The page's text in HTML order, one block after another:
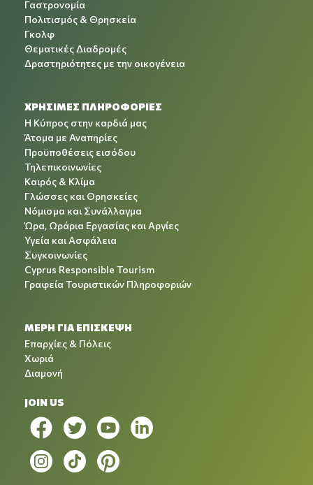
Γαστρονομία
Πολιτισμός & Θρησκεία
Γκολφ
Θεματικές Διαδρομές
Δραστηριότητες με την οικογένεια
ΧΡΉΣΙΜΕΣ ΠΛΗΡΟΦΟΡΊΕΣ
Η Κύπρος στην καρδιά μας
Άτομα με Αναπηρίες
Προϋποθέσεις εισόδου
Τηλεπικοινωνίες
Καιρός & Κλίμα
Γλώσσες και Θρησκείες
Νόμισμα και Συνάλλαγμα
Ώρα, Ωράρια Εργασίας και Αργίες
Υγεία και Ασφάλεια
Συγκοινωνίες
Cyprus Responsible Tourism
Γραφεία Τουριστικών Πληροφοριών
ΜΕΡΗ ΓΙΑ ΕΠΙΣΚΕΨΗ
Επαρχίες & Πόλεις
Χωριά
Διαμονή
JOIN US